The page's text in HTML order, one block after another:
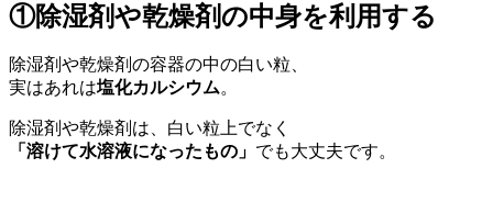
①除湿剤や乾燥剤の中身を利用する
除湿剤や乾燥剤の容器の中の白い粒、
実はあれは塩化カルシウム。
除湿剤や乾燥剤は、白い粒上でなく
「溶けて水溶液になったもの」 でも大丈夫です。